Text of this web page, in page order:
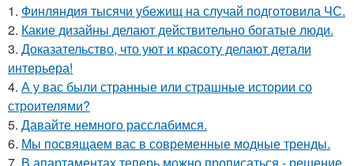
1. Финляндия тысячи убежищ на случай подготовила ЧС.
2. Какие дизайны делают действительно богатые люди.
3. Доказательство, что уют и красоту делают детали
интерьера!
4. А у вас были странные или страшные истории со
строителями?
5. Давайте немного расслабимся.
6. Мы посвящаем вас в современные модные тренды.
7. В апартаментах теперь можно прописаться - решение